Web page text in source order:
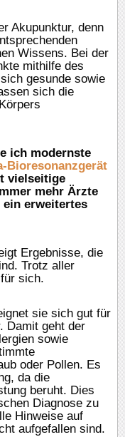
Akupunktur, denn
Wissens. Bei der
mithilfe des
gesunde sowie
sich die
ich modernste
Bioresonanzgerät
vielseitige
mehr Ärzte
erweitertes
Ergebnisse, die
Trotz aller
sich.
sie sich gut für
Damit geht der
sowie
oder Pollen. Es
da die
beruht. Dies
Diagnose zu
Hinweise auf
aufgefallen sind.